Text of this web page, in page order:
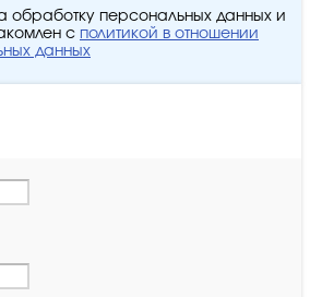
обработку персональных данных и
с политикой в отношении
данных